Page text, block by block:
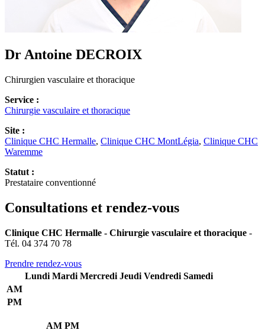
Dr Antoine DECROIX
Chirurgien vasculaire et thoracique
Service :
Chirurgie vasculaire et thoracique
Site :
Clinique CHC Hermalle, Clinique CHC MontLégia, Clinique CHC
Waremme
Statut :
Prestataire conventionné
Consultations et rendez-vous
Clinique CHC Hermalle - Chirurgie vasculaire et thoracique -
Tél. 04 374 70 78
Prendre rendez-vous
Lundi Mardi Mercredi Jeudi Vendredi Samedi
AM
PM
AM PM